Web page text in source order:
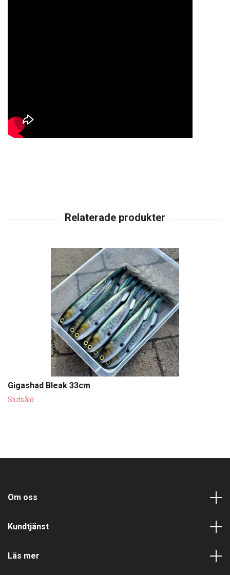
Gigashad Bleak 33cm
Slutsåld
Om oss
Kundtjänst
Läs mer